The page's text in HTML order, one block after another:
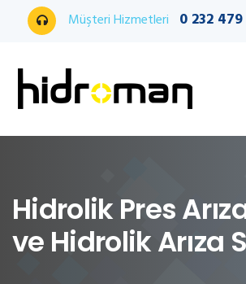
Müşteri Hizmetleri 0 232
Hidrolik Pres
ve Hidrolik Arıza